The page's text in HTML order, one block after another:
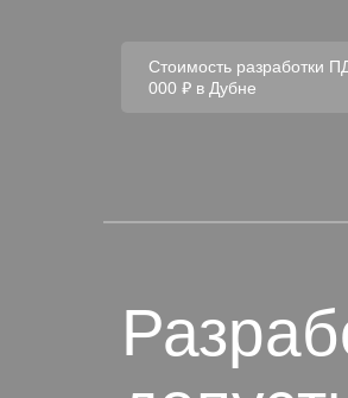
Стоимость разработки
000 ₽ в Дубне